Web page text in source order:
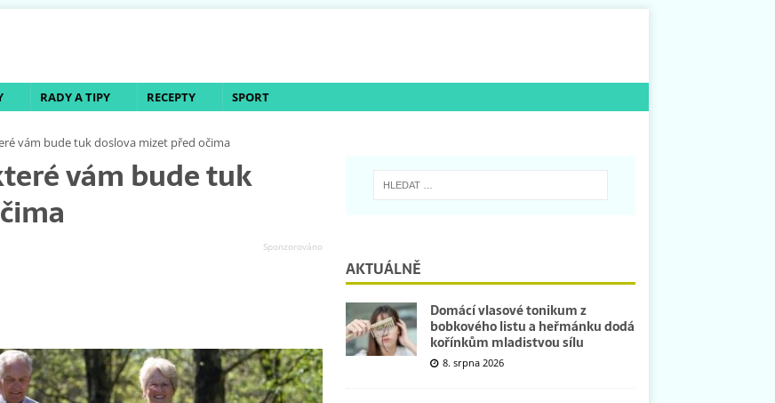
RADY A TIPY RECEPTY SPORT
vám bude tuk doslova mizet před očima
vám bude tuk
AKTUÁLNĚ
Domácí vlasové tonikum z
bobkového listu a heřmánku dodá
kořínkům mladistvou sílu
8. srpna 2026